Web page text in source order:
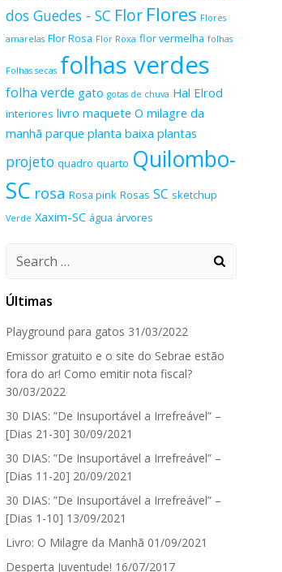
dos Guedes - SC Flor Flores Flores
amarelas Flor Rosa Flor Roxa flor vermelha folhas
Folhas secas folhas verdes
folha verde gato gotas de chuva Hal Elrod
interiores livro maquete O milagre da
manhã parque planta baixa plantas
projeto quadro quarto Quilombo-
SC rosa Rosa pink Rosas SC sketchup
Verde Xaxim-SC água árvores
Search
Últimas
Playground para gatos 31/03/2022
Emissor gratuito e o site do Sebrae estão
fora do ar! Como emitir nota fiscal?
30/03/2022
30 DIAS: ”De Insuportável a Irrefreável” –
[Dias 21-30] 30/09/2021
30 DIAS: ”De Insuportável a Irrefreável” –
[Dias 11-20] 20/09/2021
30 DIAS: ”De Insuportável a Irrefreável” –
[Dias 1-10] 13/09/2021
Livro: O Milagre da Manhã 01/09/2021
Desperta Juventude! 16/07/2017